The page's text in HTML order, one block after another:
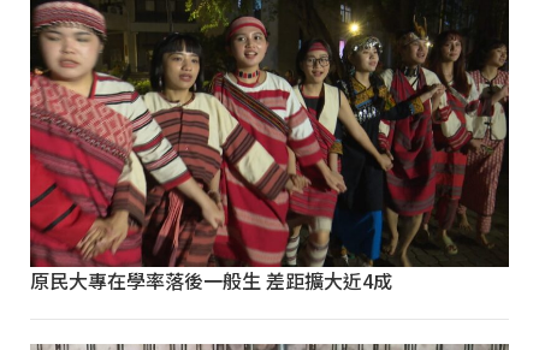
原民大專在學率落後一般生 差距擴大近4成